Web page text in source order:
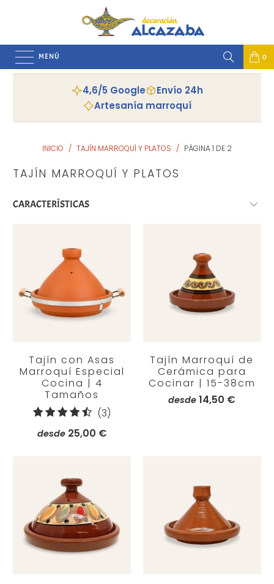
MENÚ 0
4,6/5 Google
Envío 24h
Artesanía marroquí
INICIO / TAJÍN MARROQUÍ Y PLATOS / PÁGINA 1 DE 2
TAJÍN MARROQUÍ Y PLATOS
Tajín con Asas
Marroquí Especial
Cocina | 4
Tamaños
(3)
desde 25,00 €
Tajín Marroquí de
Cerámica para
Cocinar | 15-38cm
desde 14,50 €